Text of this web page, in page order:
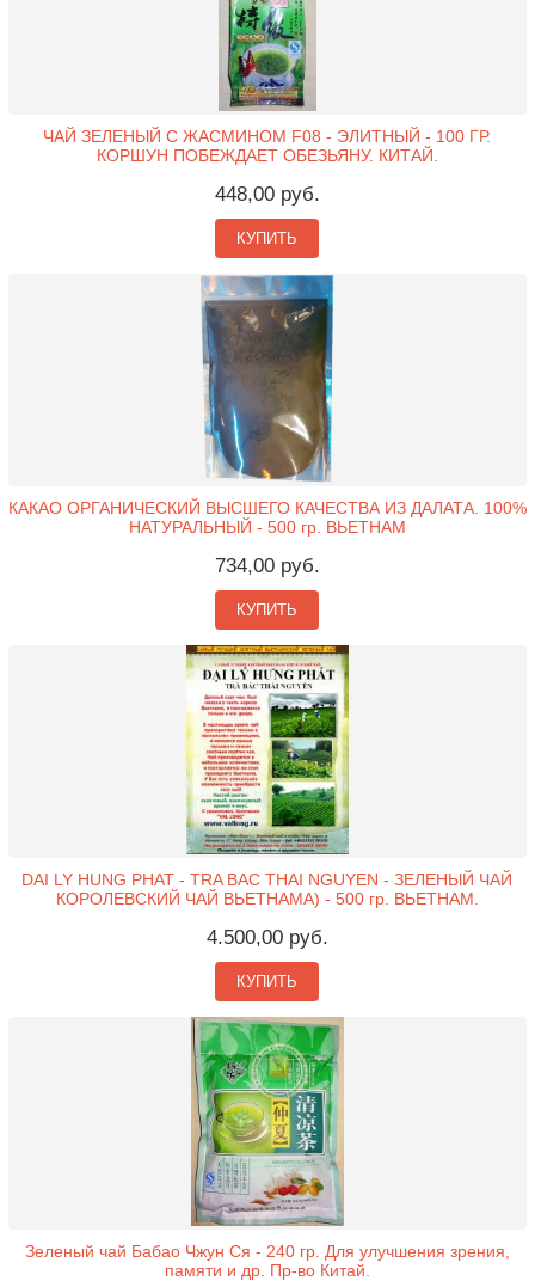
ЧАЙ ЗЕЛЕНЫЙ С ЖАСМИНОМ F08 - ЭЛИТНЫЙ - 100 ГР.
КОРШУН ПОБЕЖДАЕТ ОБЕЗЬЯНУ. КИТАЙ.
448,00 руб.
КУПИТЬ
КАКАО ОРГАНИЧЕСКИЙ ВЫСШЕГО КАЧЕСТВА ИЗ ДАЛАТА. 100%
НАТУРАЛЬНЫЙ - 500 гр. ВЬЕТНАМ
734,00 руб.
КУПИТЬ
DAI LY HUNG PHAT - TRA BAC THAI NGUYEN - ЗЕЛЕНЫЙ ЧАЙ
КОРОЛЕВСКИЙ ЧАЙ ВЬЕТНАМА) - 500 гр. ВЬЕТНАМ.
4.500,00 руб.
КУПИТЬ
Зеленый чай Бабао Чжун Ся - 240 гр. Для улучшения зрения,
памяти и др. Пр-во Китай.